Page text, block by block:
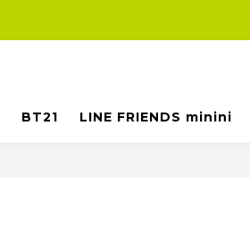
BT21 LINE FRIENDS minini